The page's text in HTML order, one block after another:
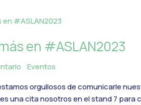
en #ASLAN2023
Eventos
orgullosos de comunicarle
una cita nosotros en el stand 7